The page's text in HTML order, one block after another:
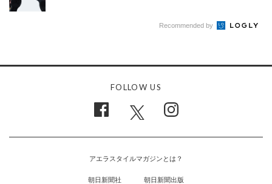
Recommended by
FOLLOW US
アエラスタイルマガジンとは？
朝日新聞社 朝日新聞出版